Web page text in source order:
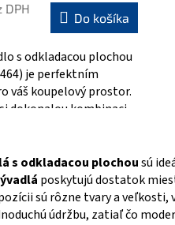
DPH
Do košíka
s odkladacou plochou
je perfektním
váš koupelový prostor.
dokonalou kombinaci...
s odkladacou plochousú
poskytujú dostatok
sú rôzne tvary a
údržbu, zatiaľ čo